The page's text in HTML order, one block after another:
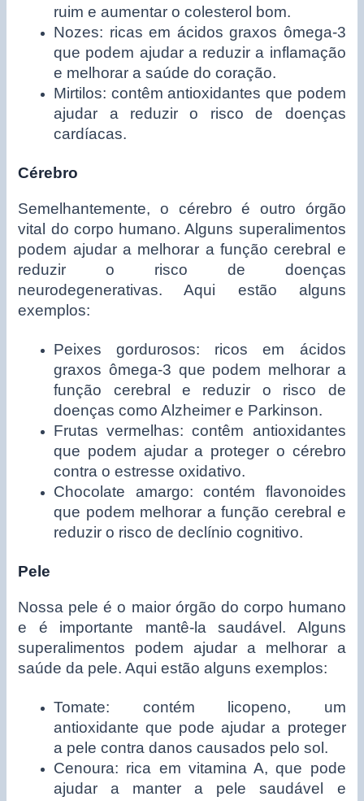
ruim e aumentar o colesterol bom.
Nozes: ricas em ácidos graxos ômega-3
que podem ajudar a reduzir a inflamação
e melhorar a saúde do coração.
Mirtilos: contêm antioxidantes que podem
ajudar a reduzir o risco de doenças
cardíacas.
Cérebro
Semelhantemente, o cérebro é outro órgão
vital do corpo humano. Alguns superalimentos
podem ajudar a melhorar a função cerebral e
reduzir o risco de doenças
neurodegenerativas. Aqui estão alguns
exemplos:
Peixes gordurosos: ricos em ácidos
graxos ômega-3 que podem melhorar a
função cerebral e reduzir o risco de
doenças como Alzheimer e Parkinson.
Frutas vermelhas: contêm antioxidantes
que podem ajudar a proteger o cérebro
contra o estresse oxidativo.
Chocolate amargo: contém flavonoides
que podem melhorar a função cerebral e
reduzir o risco de declínio cognitivo.
Pele
Nossa pele é o maior órgão do corpo humano
e é importante mantê-la saudável. Alguns
superalimentos podem ajudar a melhorar a
saúde da pele. Aqui estão alguns exemplos:
Tomate: contém licopeno, um
antioxidante que pode ajudar a proteger
a pele contra danos causados pelo sol.
Cenoura: rica em vitamina A, que pode
ajudar a manter a pele saudável e